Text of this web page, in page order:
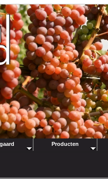
Producten